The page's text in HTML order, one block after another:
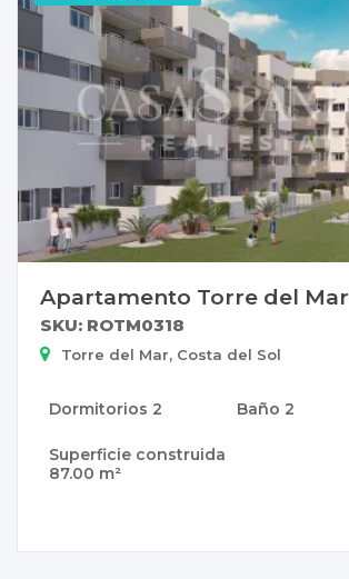
Apartamento Torre del Mar
SKU: ROTM0318
Torre del Mar, Costa del Sol
Dormitorios 2 Baño 2
Superficie construida
87.00 m²